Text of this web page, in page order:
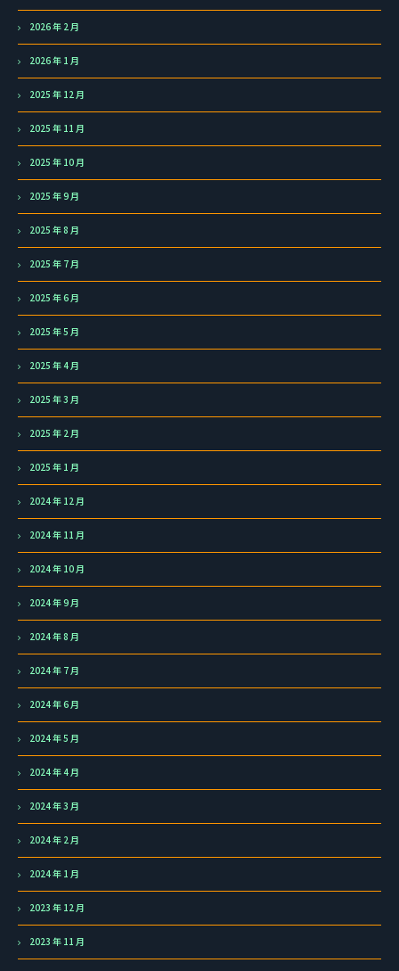
2026 年 2 月
2026 年 1 月
2025 年 12 月
2025 年 11 月
2025 年 10 月
2025 年 9 月
2025 年 8 月
2025 年 7 月
2025 年 6 月
2025 年 5 月
2025 年 4 月
2025 年 3 月
2025 年 2 月
2025 年 1 月
2024 年 12 月
2024 年 11 月
2024 年 10 月
2024 年 9 月
2024 年 8 月
2024 年 7 月
2024 年 6 月
2024 年 5 月
2024 年 4 月
2024 年 3 月
2024 年 2 月
2024 年 1 月
2023 年 12 月
2023 年 11 月